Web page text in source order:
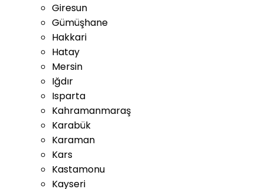
Giresun
Gümüşhane
Hakkari
Hatay
Mersin
Iğdır
Isparta
Kahramanmaraş
Karabük
Karaman
Kars
Kastamonu
Kayseri